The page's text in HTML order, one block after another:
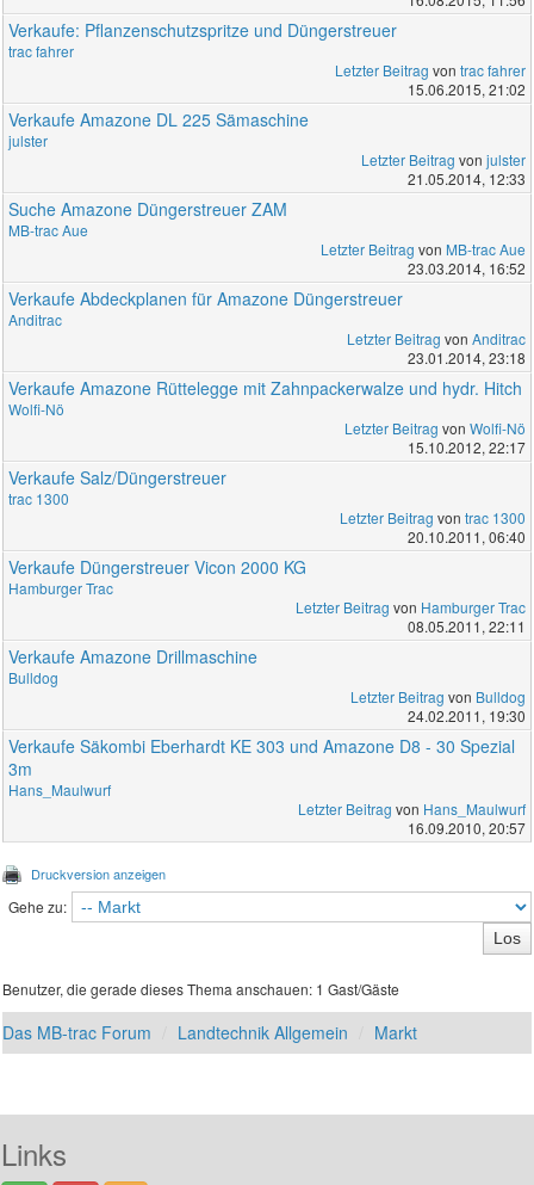
Verkaufe: Pflanzenschutzspritze und Düngerstreuer
trac fahrer
Letzter Beitrag von trac fahrer
15.06.2015, 21:02
Verkaufe Amazone DL 225 Sämaschine
julster
Letzter Beitrag von julster
21.05.2014, 12:33
Suche Amazone Düngerstreuer ZAM
MB-trac Aue
Letzter Beitrag von MB-trac Aue
23.03.2014, 16:52
Verkaufe Abdeckplanen für Amazone Düngerstreuer
Anditrac
Letzter Beitrag von Anditrac
23.01.2014, 23:18
Verkaufe Amazone Rüttelegge mit Zahnpackerwalze und hydr. Hitch
Wolfi-Nö
Letzter Beitrag von Wolfi-Nö
15.10.2012, 22:17
Verkaufe Salz/Düngerstreuer
trac 1300
Letzter Beitrag von trac 1300
20.10.2011, 06:40
Verkaufe Düngerstreuer Vicon 2000 KG
Hamburger Trac
Letzter Beitrag von Hamburger Trac
08.05.2011, 22:11
Verkaufe Amazone Drillmaschine
Bulldog
Letzter Beitrag von Bulldog
24.02.2011, 19:30
Verkaufe Säkombi Eberhardt KE 303 und Amazone D8 - 30 Spezial
3m
Hans_Maulwurf
Letzter Beitrag von Hans_Maulwurf
16.09.2010, 20:57
Druckversion anzeigen
Gehe zu:
Benutzer, die gerade dieses Thema anschauen: 1 Gast/Gäste
Das MB-trac Forum Landtechnik Allgemein Markt
Links